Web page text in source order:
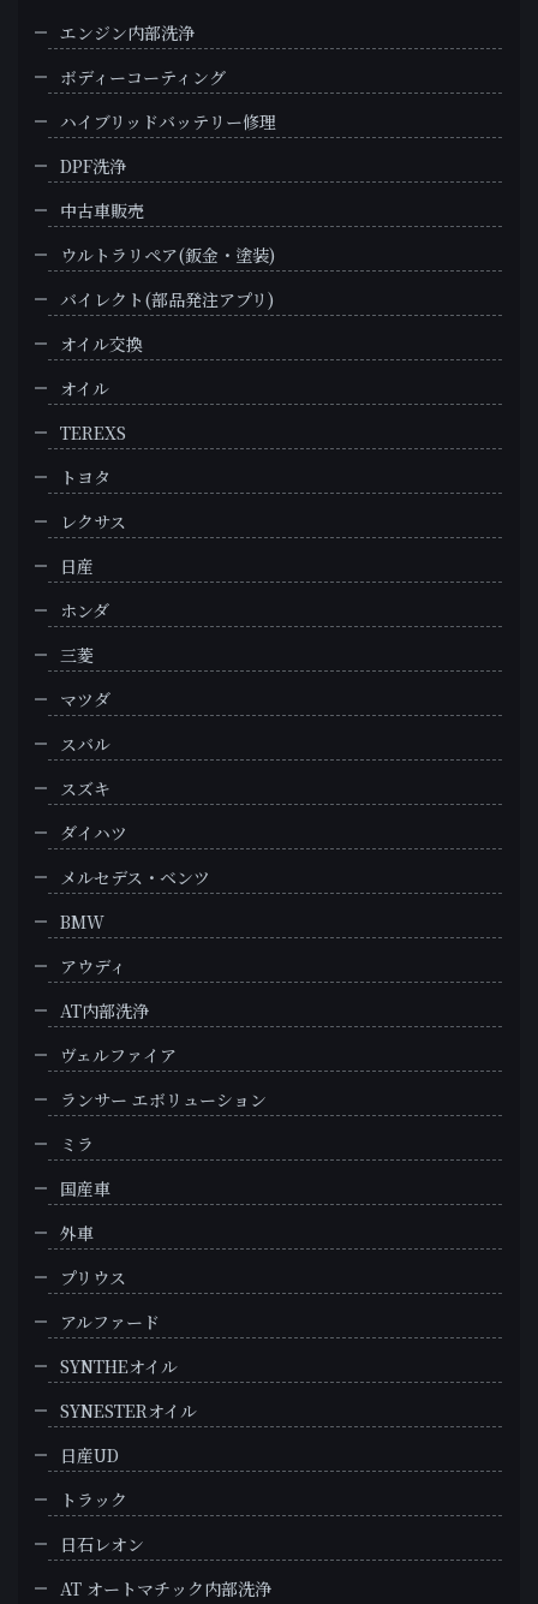
エンジン内部洗浄
ボディーコーティング
ハイブリッドバッテリー修理
DPF洗浄
中古車販売
ウルトラリペア(鈑金・塗装)
バイレクト(部品発注アプリ)
オイル交換
オイル
TEREXS
トヨタ
レクサス
日産
ホンダ
三菱
マツダ
スバル
スズキ
ダイハツ
メルセデス・ベンツ
BMW
アウディ
AT内部洗浄
ヴェルファイア
ランサー エボリューション
ミラ
国産車
外車
プリウス
アルファード
SYNTHEオイル
SYNESTERオイル
日産UD
トラック
日石レオン
AT オートマチック内部洗浄